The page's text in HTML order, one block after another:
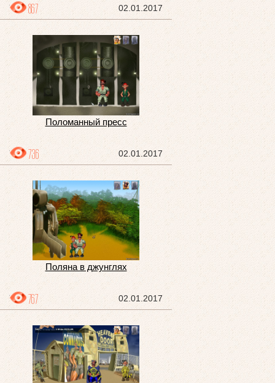
02.01.2017
867
Поломанный пресс
02.01.2017
736
Поляна в джунглях
02.01.2017
767